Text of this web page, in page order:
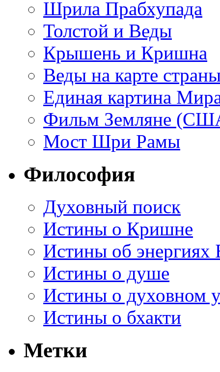
Шрила Прабхупада
Толстой и Веды
Крышень и Кришна
Веды на карте
Единая картина
Фильм Земляне
Мост Шри Рамы
Философия
Духовный поиск
Истины о Кришне
Истины об энергиях
Истины о душе
Истины о духовном
Истины о бхакти
Метки